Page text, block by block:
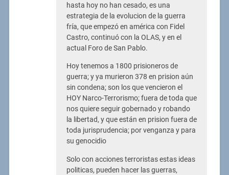
hasta hoy no han cesado, es una
estrategia de la evolucion de la guerra
fría, que empezó en américa con Fidel
Castro, continuó con la OLAS, y en el
actual Foro de San Pablo.
Hoy tenemos a 1800 prisioneros de
guerra; y ya murieron 378 en prision aún
sin condena; son los que vencieron el
HOY Narco-Terrorismo; fuera de toda que
nos quiere seguir gobernado y robando
la libertad, y que están en prision fuera de
toda jurisprudencia; por venganza y para
su genocidio
Solo con acciones terroristas estas ideas
politicas, pueden hacer las guerras,